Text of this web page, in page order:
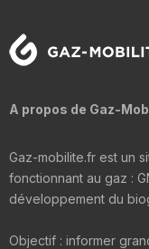
A propos de Gaz-
Gaz-mobilite.fr est un
fonctionnant au gaz :
développement du
Objectif : informer